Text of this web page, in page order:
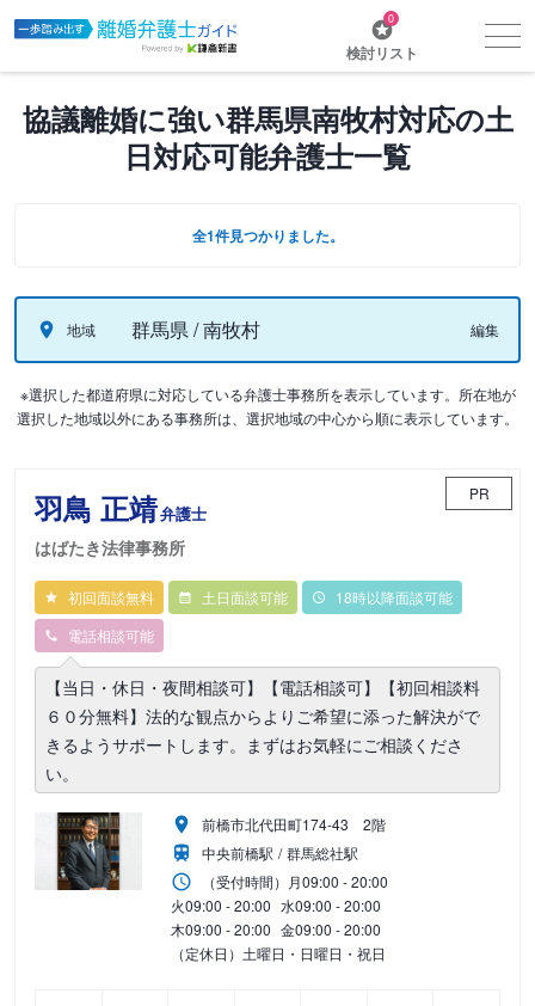
0
検討リスト
協議離婚に強い群馬県南牧村対応の土
日対応可能弁護士一覧
全1件見つかりました。
地域 群馬県 / 南牧村 編集
※選択した都道府県に対応している弁護士事務所を表示しています。所在地が
選択した地域以外にある事務所は、選択地域の中心から順に表示しています。
羽鳥 正靖弁護士
はばたき法律事務所
PR
初回面談無料 土日面談可能
18時以降面談可能
電話相談可能
【当日・休日・夜間相談可】【電話相談可】【初回相談料
６０分無料】法的な観点からよりご希望に添った解決がで
きるようサポートします。まずはお気軽にご相談くださ
い。
前橋市北代田町174-43 2階
中央前橋駅
群馬総社駅
（受付時間） 月09:00 - 20:00
火09:00 - 20:00 水09:00 - 20:00
木09:00 - 20:00 金09:00 - 20:00
（定休日）土曜日・日曜日・祝日